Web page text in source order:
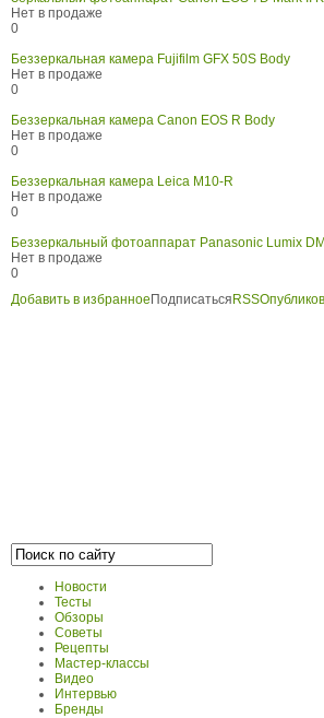
Нет в продаже
0
Беззеркальная камера Fujifilm GFX 50S Body
Нет в продаже
0
Беззеркальная камера Canon EOS R Body
Нет в продаже
0
Беззеркальная камера Leica M10-R
Нет в продаже
0
Беззеркальный фотоаппарат Panasonic Lumix
Нет в продаже
0
Добавить в избранное Подписаться RSS
Новости
Тесты
Обзоры
Советы
Рецепты
Мастер-классы
Видео
Интервью
Бренды